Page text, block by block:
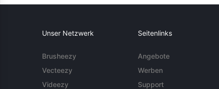
Unser Netzwerk
Brusheezy
Vecteezy
Videezy
Seitenlinks
Angebote
Werben
Support